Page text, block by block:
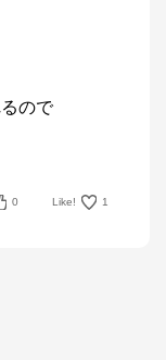
ので
0 Like! 1